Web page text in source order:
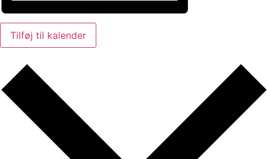
Tilføj til kalender